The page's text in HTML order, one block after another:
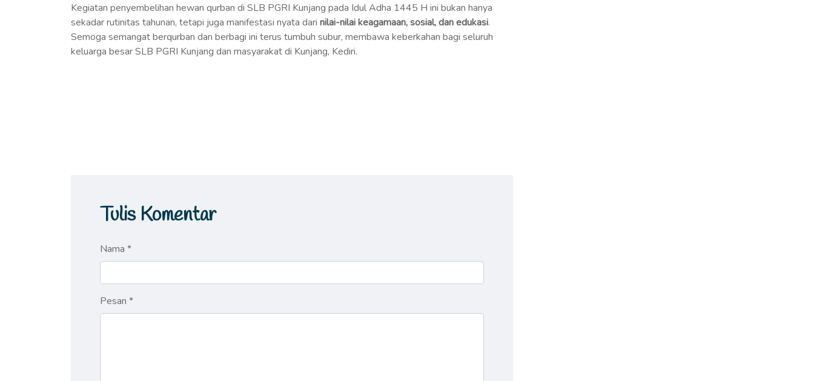
Kegiatan penyembelihan hewan qurban di SLB PGRI Kunjang pada Idul Adha 1445 H ini bukan hanya
sekadar rutinitas tahunan, tetapi juga manifestasi nyata dari nilai-nilai keagamaan, sosial, dan edukasi.
Semoga semangat berqurban dan berbagi ini terus tumbuh subur, membawa keberkahan bagi seluruh
keluarga besar SLB PGRI Kunjang dan masyarakat di Kunjang, Kediri.
Tulis Komentar
Nama *
Pesan *